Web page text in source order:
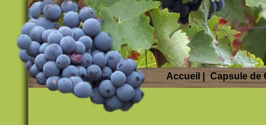
Accueil Capsule de